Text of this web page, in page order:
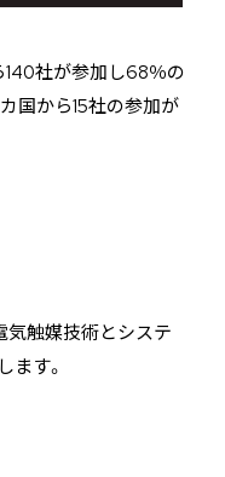
140社が参加し68％の
国から15社の参加が
気触媒技術とシステ
ます。